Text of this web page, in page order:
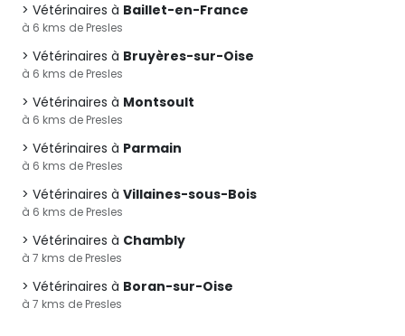
Vétérinaires à Baillet-en-France
à 6 kms de Presles
Vétérinaires à Bruyères-sur-Oise
à 6 kms de Presles
Vétérinaires à Montsoult
à 6 kms de Presles
Vétérinaires à Parmain
à 6 kms de Presles
Vétérinaires à Villaines-sous-Bois
à 6 kms de Presles
Vétérinaires à Chambly
à 7 kms de Presles
Vétérinaires à Boran-sur-Oise
à 7 kms de Presles